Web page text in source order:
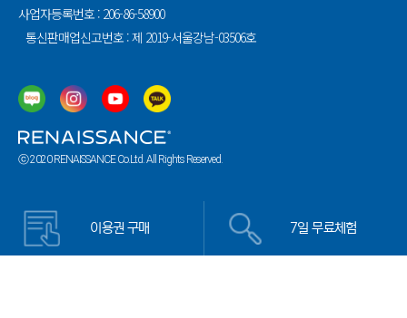
이용권 구매 7일 무료체험
ⓒ 2020 RENAISSANCE Co.Ltd. All Rights Reserved.
사업자등록번호 : 206-86-58900
통신판매업신고번호 : 제 2019-서울강남-03506호